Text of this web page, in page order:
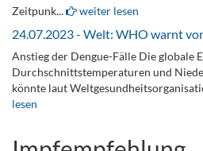
Zeitpunk...
weiter lesen
24.07.2023 - Welt: WHO warnt
Anstieg der Dengue-Fälle Die globale
Durchschnittstemperaturen und
könnte laut
lesen